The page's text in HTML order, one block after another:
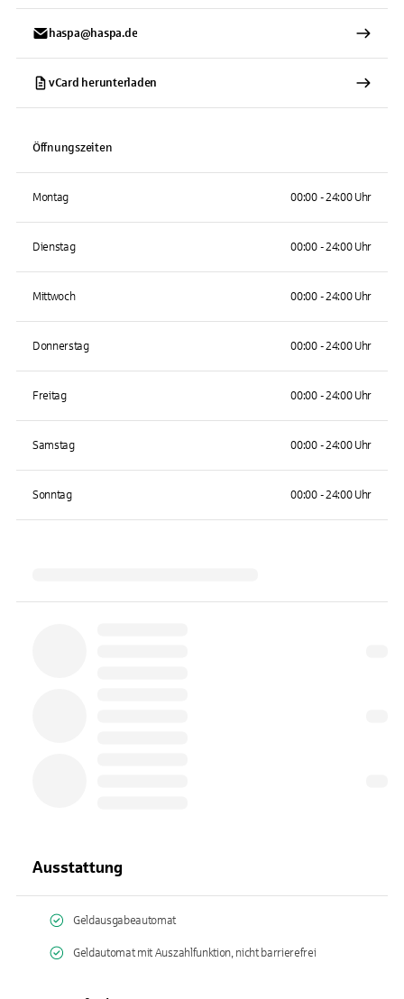
haspa@haspa.de
vCard herunterladen
Öffnungszeiten
Montag 00:00 - 24:00 Uhr
Dienstag 00:00 - 24:00 Uhr
Mittwoch 00:00 - 24:00 Uhr
Donnerstag 00:00 - 24:00 Uhr
Freitag 00:00 - 24:00 Uhr
Samstag 00:00 - 24:00 Uhr
Sonntag 00:00 - 24:00 Uhr
Ausstattung
Geldausgabeautomat
Geldautomat mit Auszahlfunktion, nicht barrierefrei